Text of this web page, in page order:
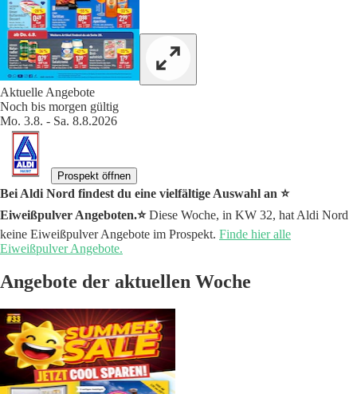
Aktuelle Angebote
Noch bis morgen gültig
Mo. 3.8. - Sa. 8.8.2026
Prospekt öffnen
Bei Aldi Nord findest du eine vielfältige Auswahl an ⭐️
Eiweißpulver Angeboten.⭐️Diese Woche, in KW 32, hat Aldi Nord
keine Eiweißpulver Angebote im Prospekt. Finde hier alle
Eiweißpulver Angebote.
Angebote der aktuellen Woche